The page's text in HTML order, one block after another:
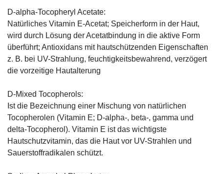
D-alpha-Tocopheryl Acetate:
Natürliches Vitamin E-Acetat; Speicherform in der Haut,
wird durch Lösung der Acetatbindung in die aktive Form
überführt; Antioxidans mit hautschützenden Eigenschaften
z. B. bei UV-Strahlung, feuchtigkeitsbewahrend, verzögert
die vorzeitige Hautalterung
D-Mixed Tocopherols:
Ist die Bezeichnung einer Mischung von natürlichen
Tocopherolen (Vitamin E; D-alpha-, beta-, gamma und
delta-Tocopherol). Vitamin E ist das wichtigste
Hautschutzvitamin, das die Haut vor UV-Strahlen und
Sauerstoffradikalen schützt.